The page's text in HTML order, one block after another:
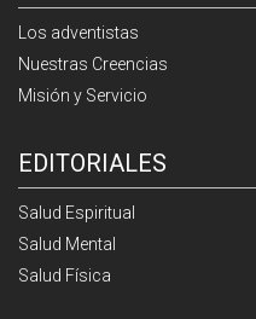
Los adventistas
Nuestras Creencias
Misión y Servicio
EDITORIALES
Salud Espiritual
Salud Mental
Salud Física